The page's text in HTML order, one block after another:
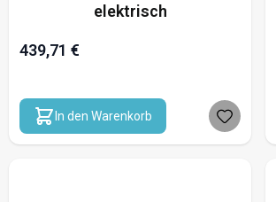
elektrisch
439,71 €
In den Warenkorb